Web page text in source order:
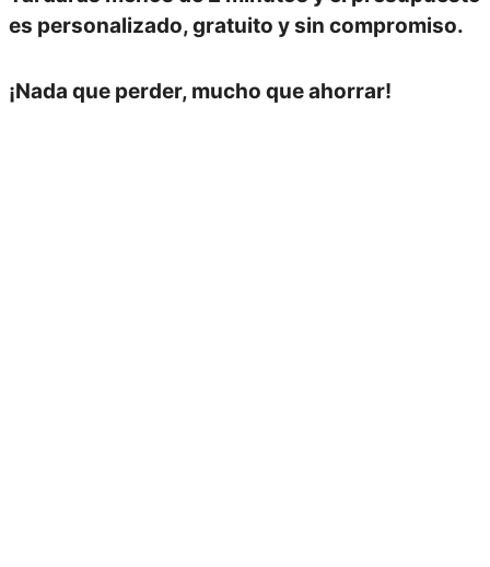
es personalizado, gratuito y sin compromiso.
¡Nada que perder, mucho que ahorrar!